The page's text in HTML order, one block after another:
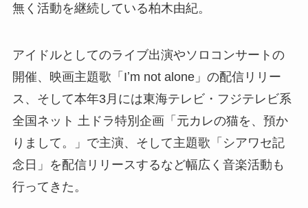
無く活動を継続している柏木由紀。
アイドルとしてのライブ出演やソロコンサートの
開催、映画主題歌「Iʼm not alone」の配信リリー
ス、そして本年3月には東海テレビ・フジテレビ系
全国ネット 土ドラ特別企画「元カレの猫を、預か
りまして。」で主演、そして主題歌「シアワセ記
念日」を配信リリースするなど幅広く音楽活動も
行ってきた。